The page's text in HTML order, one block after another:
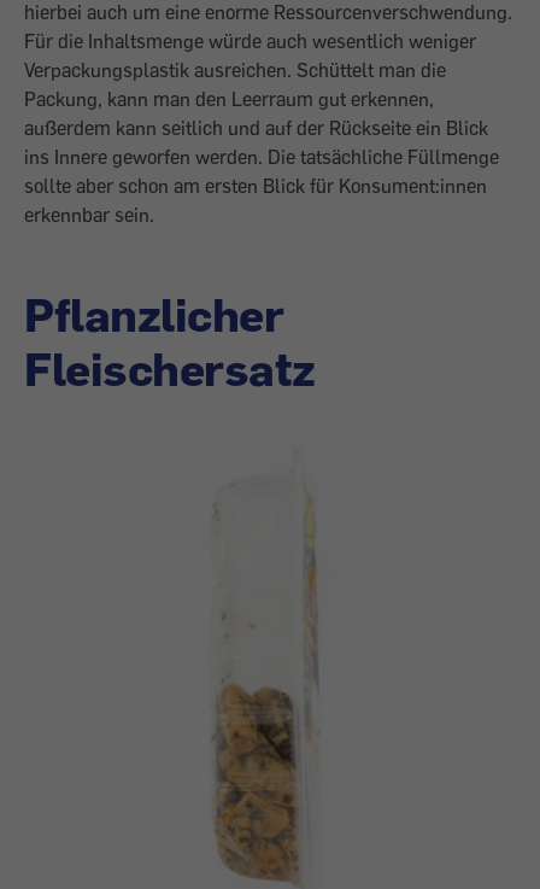
hierbei auch um eine enorme Ressourcenverschwendung.
Für die Inhaltsmenge würde auch wesentlich weniger
Verpackungsplastik ausreichen. Schüttelt man die
Packung, kann man den Leerraum gut erkennen,
außerdem kann seitlich und auf der Rückseite ein Blick
ins Innere geworfen werden. Die tatsächliche Füllmenge
sollte aber schon am ersten Blick für Konsument:innen
erkennbar sein.
Pflanzlicher
Fleischersatz